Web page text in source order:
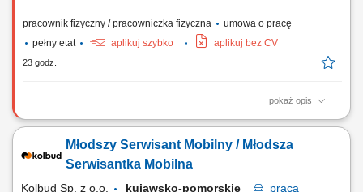
pracownik fizyczny / pracowniczka fizyczna
umowa o pracę
pełny etat
aplikuj szybko aplikuj bez CV
23 godz.
pokaż opis
Zadania Budowanie i instalowanie tras kablowych; Montaż
przełączników i oświetlenia; Montaż urządzeń kontrolnych i
sterowniczych; Składanie rozdzielnic oraz szaf sterowniczych;
Młodszy Serwisant Mobilny / Młodsza
Serwisantka Mobilna
Kolbud Sp. z o.o. kujawsko-pomorskie
praca